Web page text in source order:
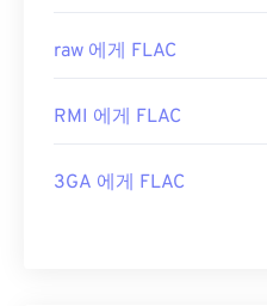
raw 에게 FLAC
RMI 에게 FLAC
3GA 에게 FLAC